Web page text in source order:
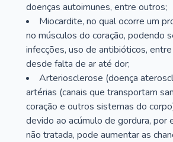
doenças autoimunes, entre outros;
Miocardite, no qual ocorre um
no músculos do coração, podendo
infecções, uso de antibióticos,
desde falta de ar até dor;
Arteriosclerose (doença
artérias (canais que transportam
coração e outros sistemas do
devido ao acúmulo de gordura, por
não tratada, pode aumentar as